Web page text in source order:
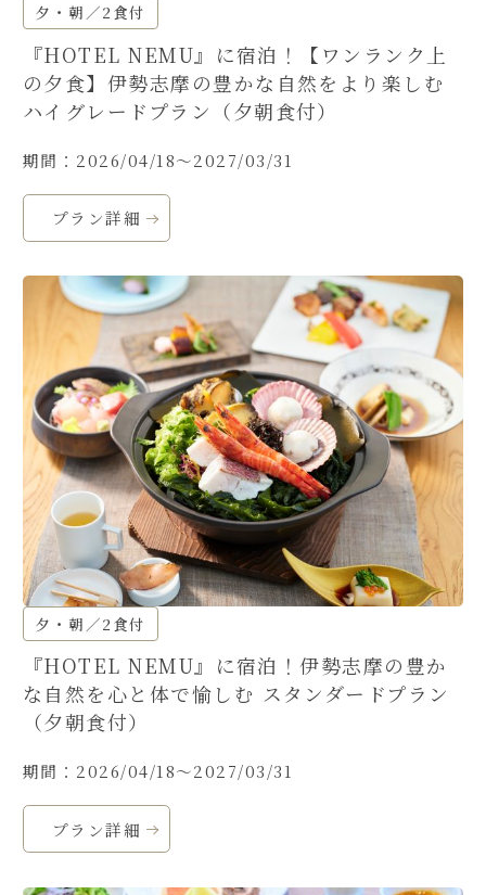
夕・朝／2食付
『HOTEL NEMU』に宿泊！【ワンランク上
の夕食】伊勢志摩の豊かな自然をより楽しむ
ハイグレードプラン（夕朝食付）
期間：2026/04/18～2027/03/31
プラン詳細
夕・朝／2食付
『HOTEL NEMU』に宿泊！伊勢志摩の豊か
な自然を心と体で愉しむ スタンダードプラン
（夕朝食付）
期間：2026/04/18～2027/03/31
プラン詳細